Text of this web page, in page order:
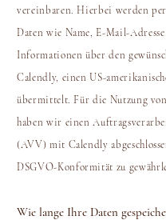
vereinbaren. Hierbei werden
Daten wie Name, E-Mail-
Informationen über den
Calendly, einen US-
übermittelt. Für die Nutzung
haben wir einen
(AVV) mit Calendly
DSGVO-Konformität zu
Wie lange Ihre Daten